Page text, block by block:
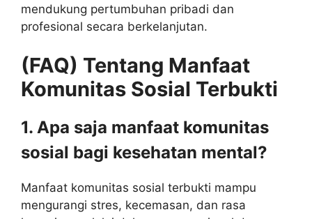
mendukung pertumbuhan pribadi dan
profesional secara berkelanjutan.
(FAQ) Tentang Manfaat
Komunitas Sosial Terbukti
1. Apa saja manfaat komunitas
sosial bagi kesehatan mental?
Manfaat komunitas sosial terbukti mampu
mengurangi stres, kecemasan, dan rasa